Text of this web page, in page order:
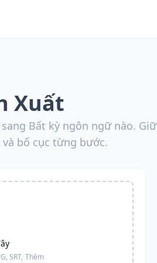
Xuất
Bất kỳ ngôn ngữ nào. Giữ
bố cục từng bước.
SRT, Thêm